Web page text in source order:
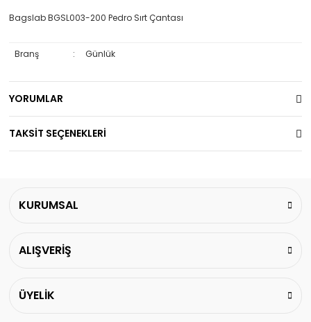
Bagslab BGSL003-200 Pedro Sırt Çantası
Branş : Günlük
YORUMLAR
TAKSİT SEÇENEKLERİ
KURUMSAL
ALIŞVERİŞ
ÜYELİK